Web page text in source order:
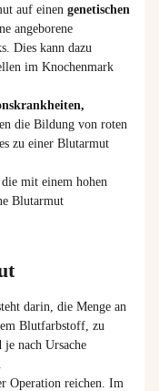
auf einen genetischen
angeborene
Dies kann dazu
im Knochenmark
die Bildung von roten
zu einer Blutarmut
, die mit einem hohen
Blutarmut
darin, die Menge an
Blutfarbstoff, zu
je nach Ursache
Operation reichen. Im